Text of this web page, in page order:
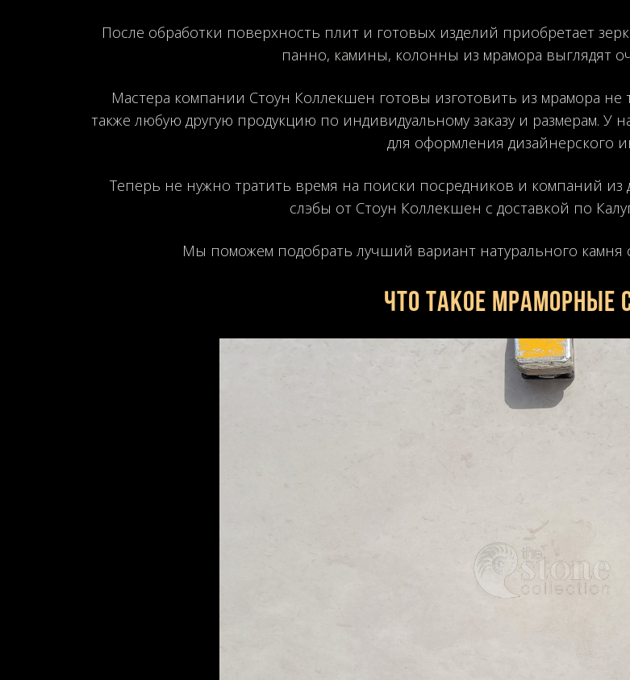
После обработки поверхность плит и готовых изделий приобретает
панно, камины, колонны из мрамора выглядят
Мастера компании Стоун Коллекшен готовы изготовить из мрамора
также любую другую продукцию по индивидуальному заказу и размерам.
для оформления дизайнерского
Теперь не нужно тратить время на поиски посредников и компаний из
слэбы от Стоун Коллекшен с доставкой по
Мы поможем подобрать лучший вариант натурального
Что такое мраморные